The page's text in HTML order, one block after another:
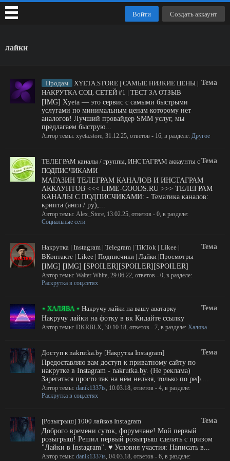
лайки
Тема
Продам
XYETA.STORE | САМЫЕ НИЗКИЕ ЦЕНЫ |
НАКРУТКА СОЦ. СЕТЕЙ #1 | ТЕСТ ЗА ОТЗЫВ
[IMG] Xyeta — это сервис с самыми быстрыми
услугами по минимальным ценам которому нет
аналогов! Лучший провайдер SMM услуг, мы
предлагаем быструю...
Автор темы: xyeta.store, 31.12.25, ответов - 16, в разделе: Другое
Тема
ТЕЛЕГРАМ каналы / группы, ИНСТАГРАМ аккаунты с
ПОДПИСЧИКАМИ
МАГАЗИН ТЕЛЕГРАМ КАНАЛОВ И ИНСТАГРАМ
АККАУНТОВ <<< LIME-GOODS.RU >>> ТЕЛЕГРАМ
КАНАЛЫ С ПОДПИСЧИКАМИ: - Тематика каналов:
крипта (англ / ру),...
Автор темы: Alex_Store, 13.02.25, ответов - 0, в разделе:
Социальные сети
Тема
Накрутка | Instagram | Telegram | TikTok | Likee |
ВКонтакте | Likee | Подписчики | Лайки |Просмотры
[IMG] [IMG] [SPOILER][SPOILER][SPOILER]
Автор темы: Walter White, 29.06.22, ответов - 0, в разделе:
Раскрутка в соц.сетях
Тема
⋆ ХАЛЯВА ⋆ Накручу лайки на вашу аватарку
Накручу лайки на фотку в вк Кидайте ссылку
Автор темы: DKRBLX, 30.10.18, ответов - 7, в разделе: Халява
Тема
Доступ к nakrutka.by [Накрутка Instagram]
Предоставляю вам доступ к приватному сайту по
накрутке в Instagram - nakrutka.by. (Не реклама)
Зарегаться просто так на нём нельзя, только по реф....
Автор темы: danik1337ts, 10.03.18, ответов - 4, в разделе:
Раскрутка в соц.сетях
Тема
[Розыгрыш] 1000 лайков Instagram
Доброго времени суток, форумчане! Мой первый
розыгрыш! Решил первый розыгрыш сделать с призом
"Лайки в Instagram". ♥ Условия участия: Написать в...
Автор темы: danik1337ts, 04.03.18, ответов - 6, в разделе:
Войти Создать аккаунт